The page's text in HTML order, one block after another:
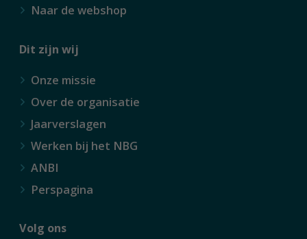
Naar de webshop
Dit zijn wij
Onze missie
Over de organisatie
Jaarverslagen
Werken bij het NBG
ANBI
Perspagina
Volg ons